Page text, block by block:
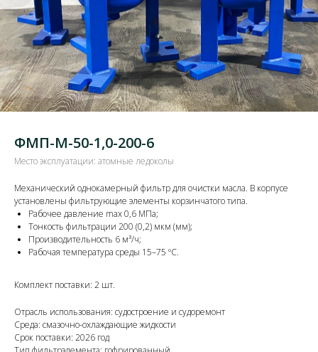
ФМП-М-50-1,0-200-6
Место эксплуатации: атомные ледоколы
Механический однокамерный фильтр для очистки масла. В корпусе
установлены фильтрующие элементы корзинчатого типа.
Рабочее давление max 0,6 МПа;
Тонкость фильтрации 200 (0,2) мкм (мм);
Производительность 6 м³/ч;
Рабочая температура среды 15–75 ºС.
Комплект поставки: 2 шт.
Отрасль использования: судостроение и судоремонт
Среда: смазочно-охлаждающие жидкости
Срок поставки: 2026 год